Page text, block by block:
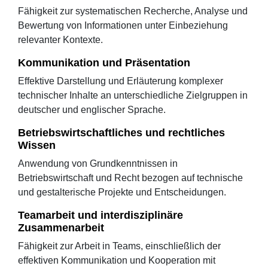
Fähigkeit zur systematischen Recherche, Analyse und
Bewertung von Informationen unter Einbeziehung
relevanter Kontexte.
Kommunikation und Präsentation
Effektive Darstellung und Erläuterung komplexer
technischer Inhalte an unterschiedliche Zielgruppen in
deutscher und englischer Sprache.
Betriebswirtschaftliches und rechtliches
Wissen
Anwendung von Grundkenntnissen in
Betriebswirtschaft und Recht bezogen auf technische
und gestalterische Projekte und Entscheidungen.
Teamarbeit und interdisziplinäre
Zusammenarbeit
Fähigkeit zur Arbeit in Teams, einschließlich der
effektiven Kommunikation und Kooperation mit